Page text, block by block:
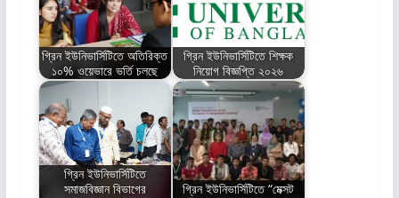
গ্রিন ইউনিভার্সিটিতে অতিরিক্ত
১০% ওয়েভারে ভর্তি চলছে
গ্রিন ইউনিভার্সিটিতে শিক্ষক
নিয়োগ বিজ্ঞপ্তি ২০২৬
গ্রিন ইউনিভার্সিটিতে
সমাজবিজ্ঞান বিভাগের
গ্রিন ইউনিভার্সিটিতে “মেক্সট